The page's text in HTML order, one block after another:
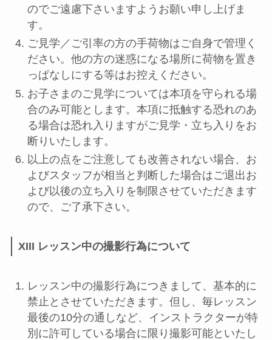
のでご遠慮下さいますようお願い申し上げま
す。
ご見学／ご引率の方の手荷物はご自身で管理く
ださい。他の方の迷惑になる場所に荷物を置き
っぱなしにする等はお控えください。
お子さまのご見学については本項を守られる場
合のみ可能とします。本項に抵触する恐れのあ
る場合は恐れ入りますがご見学・立ち入りをお
断りいたします。
以上の点をご注意しても改善されない場合、お
よびスタッフが相当と判断した場合はご退出お
よび以後の立ち入りを制限させていただきます
ので、ご了承下さい。
XIII レッスン中の撮影行為について
レッスン中の撮影行為につきまして、基本的に
禁止とさせていただきます。但し、毎レッスン
最後の10分の通しなど、インストラクターが特
別に許可している場合に限り撮影可能といたし